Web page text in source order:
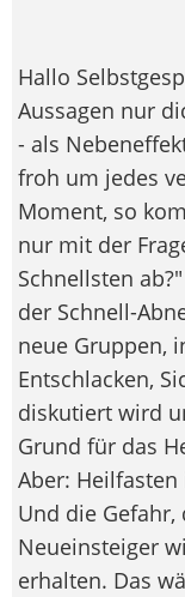
Hallo
Aussagen nur
- als
froh um jedes
Moment, so
nur mit der
Schnellsten
der Schnell-
neue Gruppen,
Entschlacken,
diskutiert wird
Grund für das
Aber:
Und die Gefahr,
Neueinsteiger
erhalten. Das